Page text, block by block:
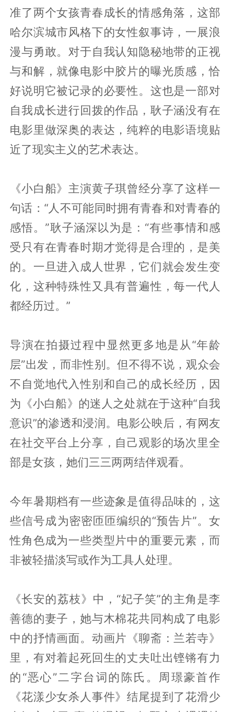
准了两个女孩青春成长的情感角落，这部
哈尔滨城市风格下的女性叙事诗，一展浪
漫与勇敢。对于自我认知隐秘地带的正视
与和解，就像电影中胶片的曝光质感，恰
好说明它被记录的必要性。这也是一部对
自我成长进行回拨的作品，耿子涵没有在
电影里做深奥的表达，纯粹的电影语境贴
近了现实主义的艺术表达。
《小白船》主演黄子琪曾经分享了这样一
句话：“人不可能同时拥有青春和对青春的
感悟。”耿子涵深以为是：“有些事情和感
受只有在青春时期才觉得是合理的，是美
的。一旦进入成人世界，它们就会发生变
化，这种特殊性又具有普遍性，每一代人
都经历过。”
导演在拍摄过程中显然更多地是从“年龄
层”出发，而非性别。但不得不说，观众会
不自觉地代入性别和自己的成长经历，因
为《小白船》的迷人之处就在于这种“自我
意识”的渗透和浸润。电影公映后，有网友
在社交平台上分享，自己观影的场次里全
部是女孩，她们三三两两结伴观看。
今年暑期档有一些迹象是值得品味的，这
些信号成为密密匝匝编织的“预告片”。女
性角色成为一些类型片中的重要元素，而
非被轻描淡写或作为工具人处理。
《长安的荔枝》中，“妃子笑”的主角是李
善德的妻子，她与木棉花共同构成了电影
中的抒情画面。动画片《聊斋：兰若寺》
里，有对着起死回生的丈夫吐出铿锵有力
的“恶心”二字台词的陈氏。周璟豪首作
《花漾少女杀人事件》结尾提到了花滑少